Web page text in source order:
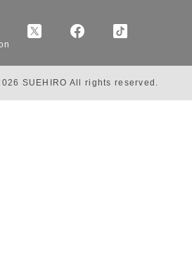
SUEHIRO All rights reserved.